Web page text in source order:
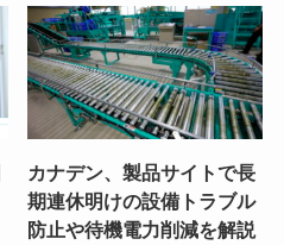
カナデン、製品サイトで長
期連休明けの設備トラブル
防止や待機電力削減を解説